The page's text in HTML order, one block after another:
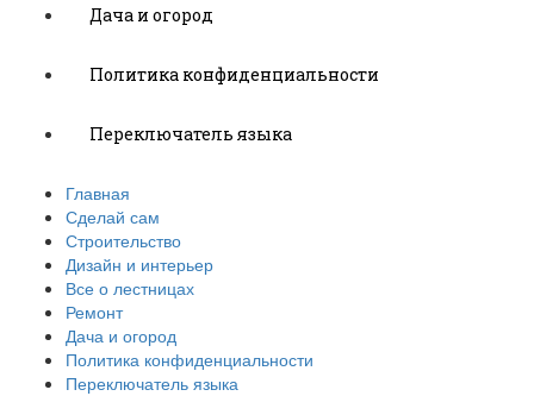
Дача и огород
Политика конфиденциальности
Переключатель языка
Главная
Сделай сам
Строительство
Дизайн и интерьер
Все о лестницах
Ремонт
Дача и огород
Политика конфиденциальности
Переключатель языка